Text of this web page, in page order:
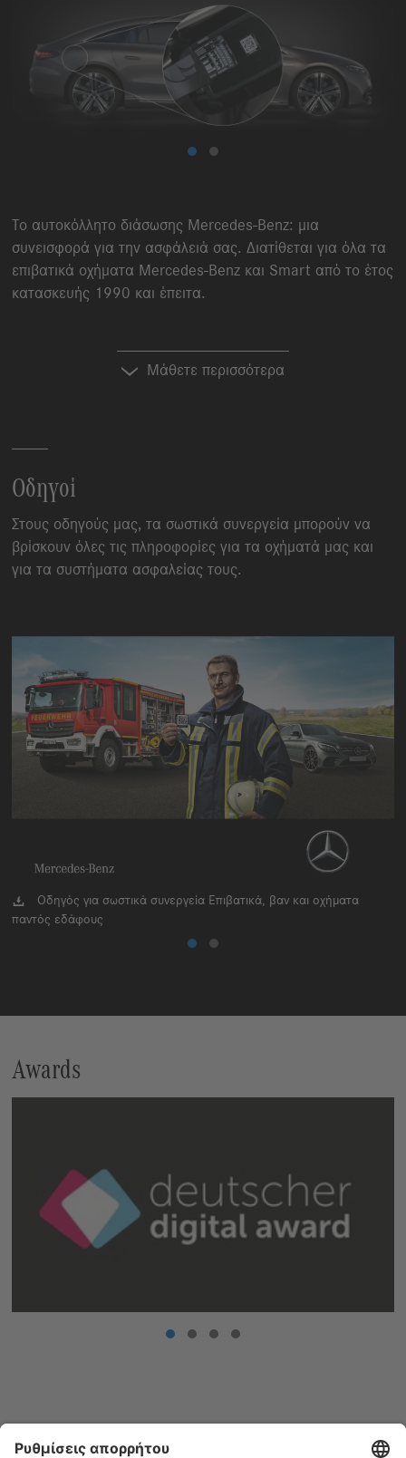
Το αυτοκόλλητο διάσωσης Mercedes-Benz: μια
συνεισφορά για την ασφάλειά σας. Διατίθεται για όλα τα
επιβατικά οχήματα Mercedes-Benz και Smart από το έτος
κατασκευής 1990 και έπειτα.
Μάθετε περισσότερα
Οδηγοί
Στους οδηγούς μας, τα σωστικά συνεργεία μπορούν να
βρίσκουν όλες τις πληροφορίες για τα οχήματά μας και
για τα συστήματα ασφαλείας τους.
Οδηγός για σωστικά συνεργεία Επιβατικά, βαν και οχήματα
παντός εδάφους
Awards